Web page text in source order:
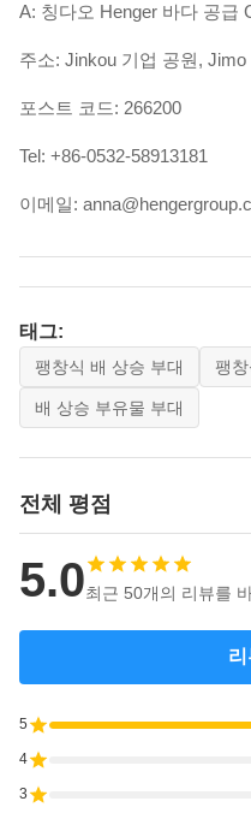
A: 칭다오 Henger 바다 공급
주소: Jinkou 기업 공원,
포스트 코드: 266200
Tel: +86-0532-58913181
이메일:
태그:
팽창식 배 상승 부대 팽
배 상승 부유물 부대
전체 평점
5.0최근 50개의 리뷰를
5
4
3